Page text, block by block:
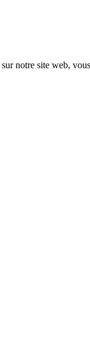
sur notre site web,